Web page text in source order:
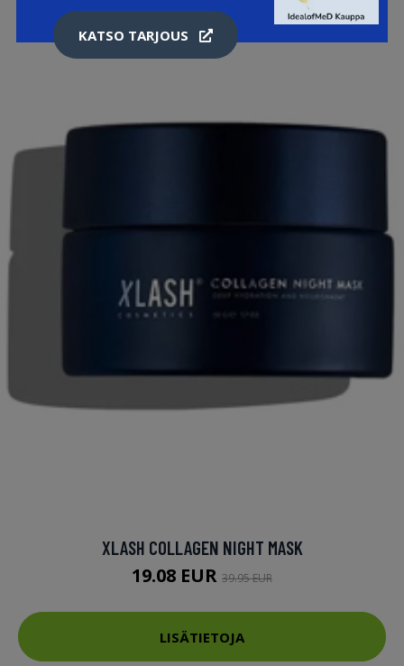
XLASH COLLAGEN NIGHT MASK
19.08 EUR 39.95 EUR
LISÄTIETOJA
KATSO TARJOUS